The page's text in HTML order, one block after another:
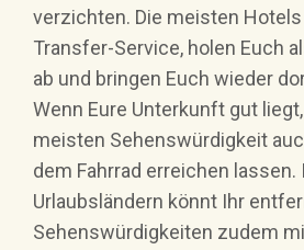
verzichten. Die meisten
Transfer-Service, holen Euch
ab und bringen Euch wieder
Wenn Eure Unterkunft gut
meisten Sehenswürdigkeit
dem Fahrrad erreichen
Urlaubsländern könnt Ihr
Sehenswürdigkeiten zudem